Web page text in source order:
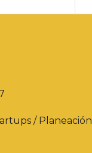
/ Planeación